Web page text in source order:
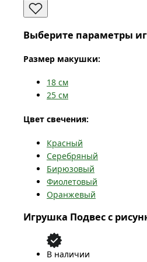
Выберите параметры
Размер макушки:
18 см
25 см
Цвет свечения:
Красный
Серебряный
Бирюзовый
Фиолетовый
Оранжевый
Игрушка Подвес с
В наличии